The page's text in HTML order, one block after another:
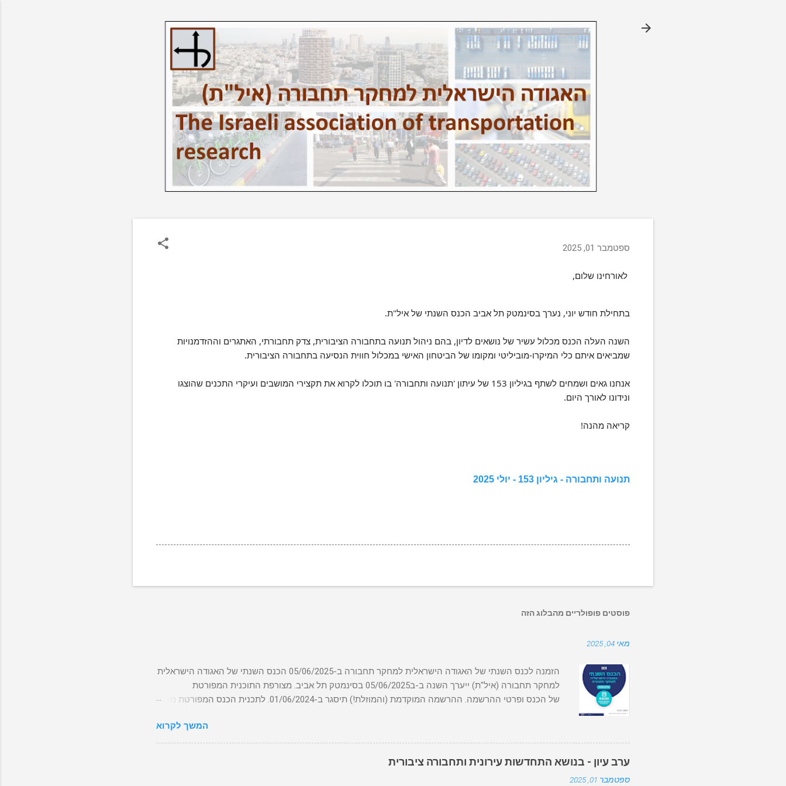
ספטמבר 01, 2025
לאורחינו שלום,
בתחילת חודש יוני, נערך בסינמטק תל אביב הכנס השנתי של איל"ת.
השנה העלה הכנס מכלול עשיר של נושאים לדיון, בהם ניהול תנועה בתחבורה הציבורית, צדק תחבורתי, האתגרים וההזדמנויות
שמביאים איתם כלי המיקרו-מוביליטי ומקומו של הביטחון האישי במכלול חווית הנסיעה בתחבורה הציבורית.
אנחנו גאים ושמחים לשתף בגיליון 153 של עיתון 'תנועה ותחבורה' בו תוכלו לקרוא את תקצירי המושבים ועיקרי התכנים שהוצגו
ונידונו לאורך היום.
קריאה מהנה!
תנועה ותחבורה - גיליון 153 - יולי 2025
פוסטים פופולריים מהבלוג הזה
מאי 04, 2025
הזמנה לכנס השנתי של האגודה הישראלית למחקר תחבורה ב-05/06/2025 הכנס השנתי של האגודה הישראלית
למחקר תחבורה (איל"ת) ייערך השנה ב-ב05/06/2025 בסינמטק תל אביב. מצורפת התוכנית המפורטת
של הכנס ופרטי ההרשמה. ההרשמה המוקדמת (והמוזלת!) תיסגר ב-01/06/2024. לתכנית הכנס המפורטת מהרו
המשך לקרוא
ערב עיון - בנושא התחדשות עירונית ותחבורה ציבורית
ספטמבר 01, 2025